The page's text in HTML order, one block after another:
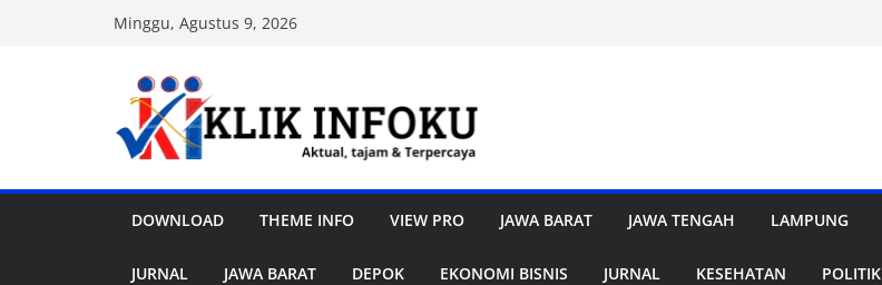
Minggu, Agustus 9, 2026
DOWNLOAD THEME INFO VIEW PRO JAWA BARAT JAWA TENGAH LAMPUNG
JURNAL JAWA BARAT DEPOK EKONOMI BISNIS JURNAL KESEHATAN POLITIK